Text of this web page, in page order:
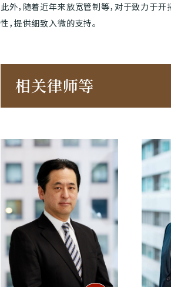
此外，随着近年来放宽管制等，对于致力于
性，提供细致入微的支持。
相关律师等